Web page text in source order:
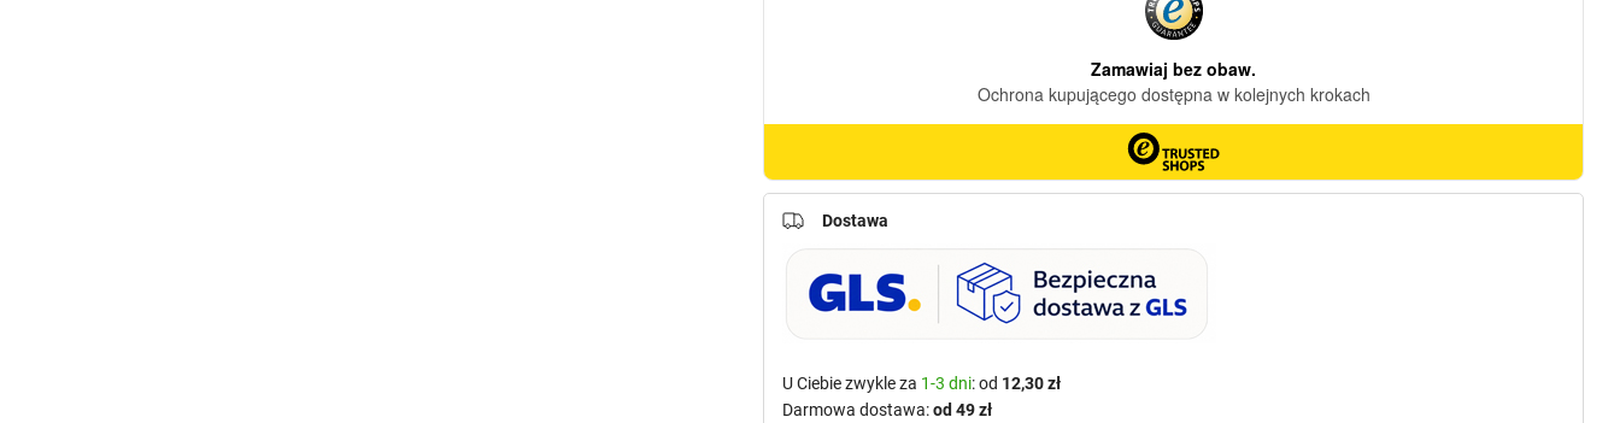
Dostawa
U Ciebie zwykle za 1-3 dni: od 12,30 zł
Darmowa dostawa:od 49 zł